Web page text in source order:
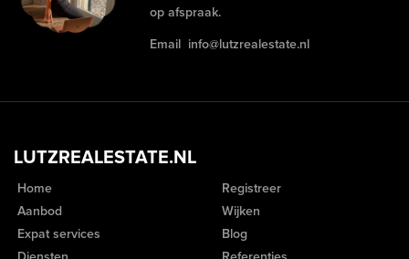
op afspraak.
Email info@lutzrealestate.nl
LUTZREALESTATE.NL
Home
Aanbod
Expat services
Registreer
Wijken
Blog